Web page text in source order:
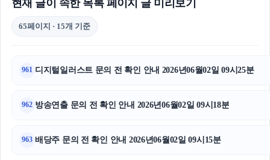
이혼전문변호사
현재 글이 속한 목록 페이지 글 미리보기
65페이지 · 15개 기준
961 디지털일러스트 문의 전 확인 안내 2026년06월02일 09시25분
962 방송연출 문의 전 확인 안내 2026년06월02일 09시18분
963 배당주 문의 전 확인 안내 2026년06월02일 09시15분